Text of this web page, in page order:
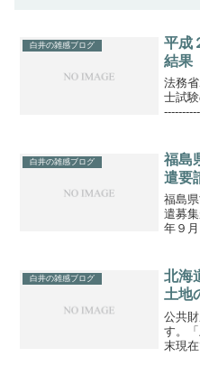
白井の雑感ブログ
平成
結果
法務
士試
白井の雑感ブログ
福島
遣要
福島
遣募
年９
10
相馬
白井の雑感ブログ
北海
土地
公共
す。
末現